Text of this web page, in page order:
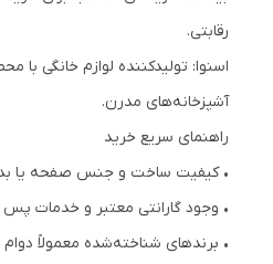
رقابتی.
اسنوا: تولیدکننده لوازم خانگی با
آشپزخانه‌های مدرن.
راهنمای سریع خرید
• کیفیت ساخت و جنس صفحه یا
• وجود گارانتی معتبر و خدمات پس
• برندهای شناخته‌شده معمولاً دوام